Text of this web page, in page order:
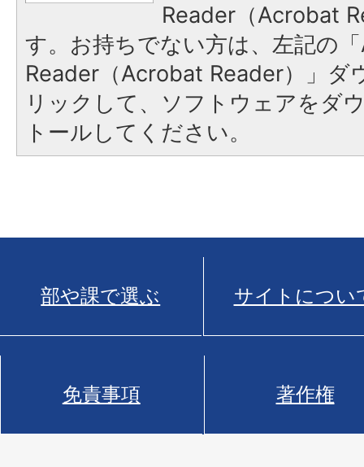
Reader（Acrobat
す。お持ちでない方は、左記の
Reader（Acrobat Reader）」ダ
リックして、ソフトウェアをダ
トールしてください。
部や課で選ぶ サイトについ
免責事項 著作権